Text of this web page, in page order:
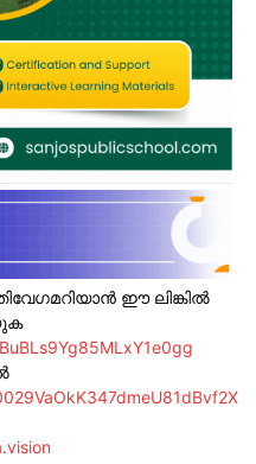
ഈ ലിങ്കിൽ